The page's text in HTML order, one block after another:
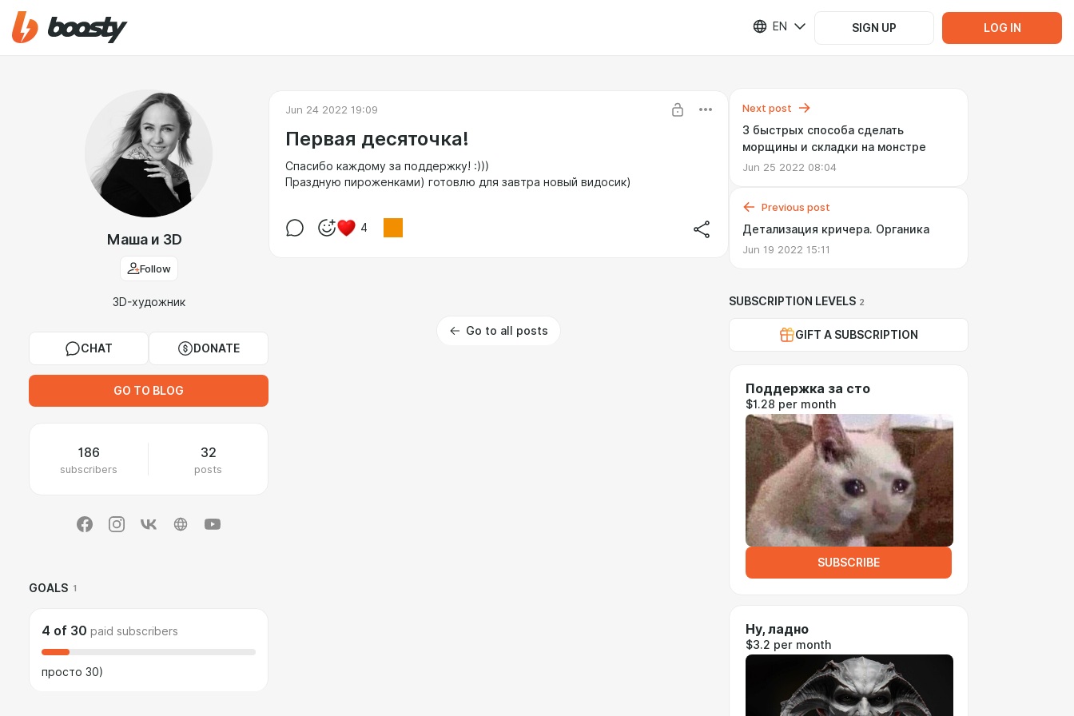
EN SIGN UP LOG IN
Маша и 3D
Follow
3D-художник
CHAT DONATE
GO TO BLOG
186
subscribers
32
posts
GOALS 1
4 of 30 paid subscribers
просто 30)
Jun 24 2022 19:09
Первая десяточка!
Спасибо каждому за поддержку! :)))
Праздную пироженками) готовлю для завтра новый видосик)
4
Go to all posts
Next post
3 быстрых способа сделать
морщины и складки на монстре
Jun 25 2022 08:04
Previous post
Детализация кричера. Органика
Jun 19 2022 15:11
SUBSCRIPTION LEVELS 2
GIFT A SUBSCRIPTION
Поддержка за сто
$1.28 per month
SUBSCRIBE
Ну, ладно
$3.2 per month